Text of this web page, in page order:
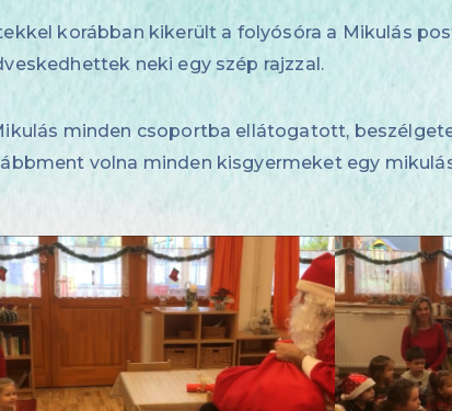
korábban kikerült a folyósóra a Mikulás
neki egy szép rajzzal.
minden csoportba ellátogatott,
volna minden kisgyermeket egy